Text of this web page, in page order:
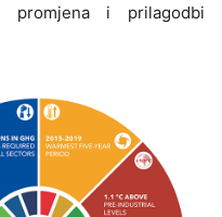
promjena i prilagodbi